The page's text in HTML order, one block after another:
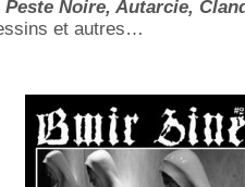
Noire, Autarcie,
et autres…